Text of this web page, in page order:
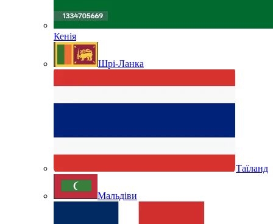
Кенія
Шрі-Ланка
Таїланд
Мальдіви